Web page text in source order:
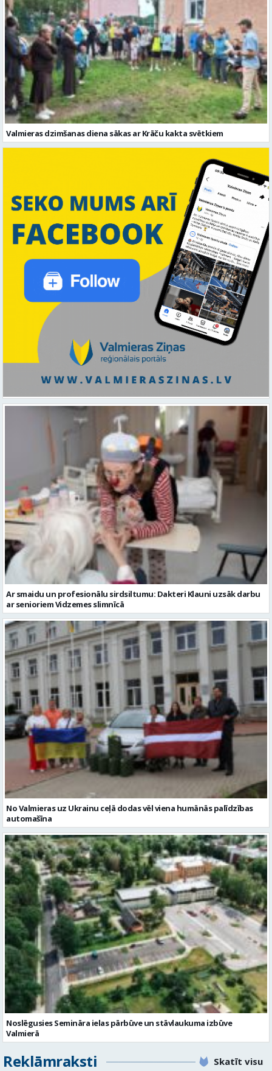
Valmieras dzimšanas diena sākas ar Krāču kakta svētkiem
Ar smaidu un profesionālu sirdsiltumu: Dakteri Klauni uzsāk darbu
ar senioriem Vidzemes slimnīcā
No Valmieras uz Ukrainu ceļā dodas vēl viena humānās palīdzības
automašīna
Noslēgusies Semināra ielas pārbūve un stāvlaukuma izbūve
Valmierā
Reklāmraksti Skatīt visu